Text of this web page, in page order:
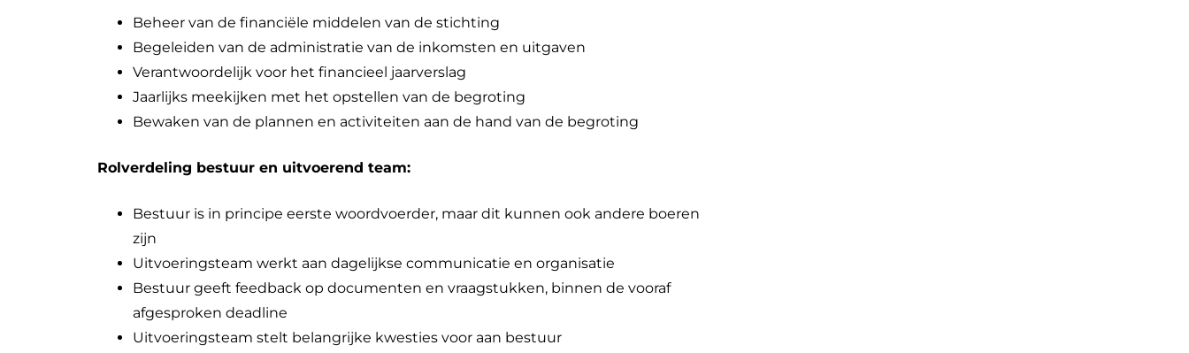
Beheer van de financiële middelen van de stichting
Begeleiden van de administratie van de inkomsten en uitgaven
Verantwoordelijk voor het financieel jaarverslag
Jaarlijks meekijken met het opstellen van de begroting
Bewaken van de plannen en activiteiten aan de hand van de begroting
Rolverdeling bestuur en uitvoerend team:
Bestuur is in principe eerste woordvoerder, maar dit kunnen ook andere boeren
zijn
Uitvoeringsteam werkt aan dagelijkse communicatie en organisatie
Bestuur geeft feedback op documenten en vraagstukken, binnen de vooraf
afgesproken deadline
Uitvoeringsteam stelt belangrijke kwesties voor aan bestuur